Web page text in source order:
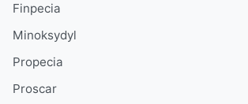
Finpecia
Minoksydyl
Propecia
Proscar